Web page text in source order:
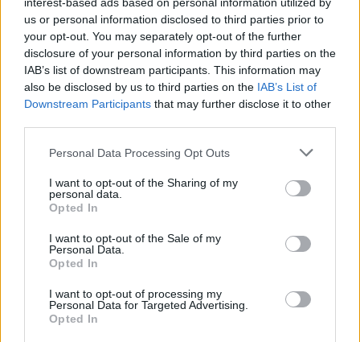
us or personal information disclosed to third parties prior to
your opt-out. You may separately opt-out of the further
disclosure of your personal information by third parties on the
IAB’s list of downstream participants. This information may
also be disclosed by us to third parties on the IAB’s List of
Downstream Participants that may further disclose it to other
Personal Data Processing Opt Outs
I want to opt-out of the Sharing of my
personal data.
Opted In
I want to opt-out of the Sale of my
Personal Data.
Opted In
I want to opt-out of processing my
Personal Data for Targeted Advertising.
Opted In
Μουσείο Φυσικής Ιστορίας
Απολιθωμένου Δάσους Λέσβου
ΔΡΑΣΕΙΣ
Τρεις συγκεντρώσεις στη Λέσβο
για την Παλαιστίνη
Μυτιλήνη, Πλωμάρι και Ερεσός
πανελλαδική ημέρα δράσης
ενάντια στον πόλεμο στη Γάζα και
στη συνέχιση της συνεργασίας
ΔΡΑΣΕΙΣ
Απολιθωμένο Δάσος μέσα από
ένα νέο παιχνίδι
Διαδραστική εκπαιδευτική δράση
αναμνηστικά για όλους και ετήσια
κάρτα ελεύθερης εισόδου για τον
νικητή